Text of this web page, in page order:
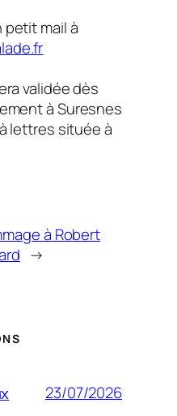
mail à
validée dès
à Suresnes
lettres située à
à Robert
→
23/07/2026